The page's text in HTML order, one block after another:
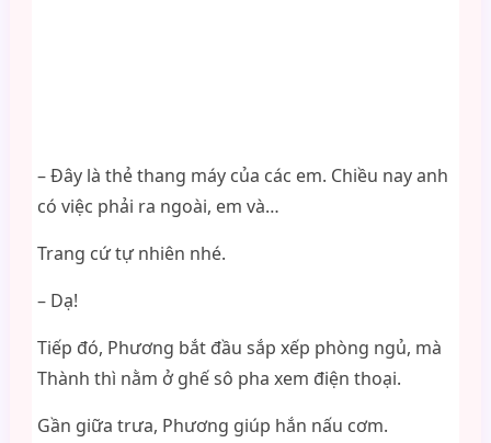
– Đây là thẻ thang máy của các em. Chiều nay anh
có việc phải ra ngoài, em và…
Trang cứ tự nhiên nhé.
– Dạ!
Tiếp đó, Phương bắt đầu sắp xếp phòng ngủ, mà
Thành thì nằm ở ghế sô pha xem điện thoại.
Gần giữa trưa, Phương giúp hắn nấu cơm.